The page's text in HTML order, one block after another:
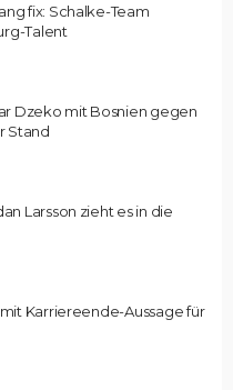
fix: Schalke-Team
Talent
Dzeko mit Bosnien gegen
Stand
Larsson zieht es in die
Karriereende-Aussage für